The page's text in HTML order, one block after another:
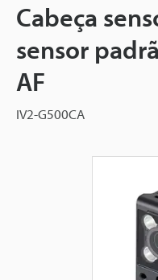
Cabeça
sensor
AF
IV2-G500CA